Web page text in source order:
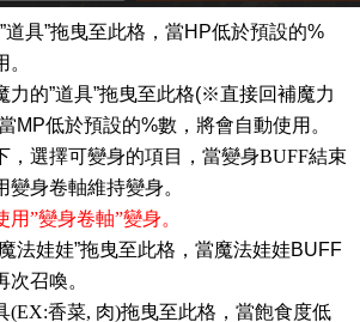
”道具”拖曳至此格，當HP低於預設的%
力的”道具”拖曳至此格(※直接回補魔力
MP低於預設的%數，將會自動使用。
，選擇可變身的項目，當變身BUFF結束
變身卷軸維持變身。
用”變身卷軸”變身。
魔法娃娃”拖曳至此格，當魔法娃娃BUFF
召喚。
(EX:香菜, 肉)拖曳至此格，當飽食度低